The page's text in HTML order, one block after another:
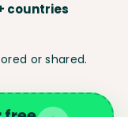
countries
or shared.